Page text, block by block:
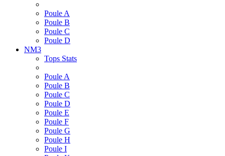
Poule A
Poule B
Poule C
Poule D
NM3
Tops Stats
Poule A
Poule B
Poule C
Poule D
Poule E
Poule F
Poule G
Poule H
Poule I